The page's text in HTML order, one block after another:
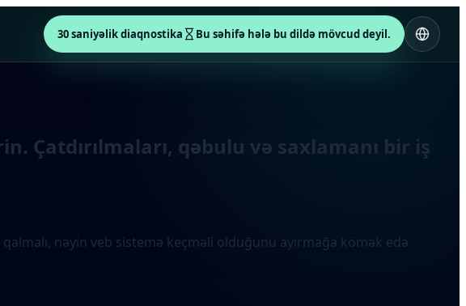
30 saniyəlik diaqnostika Bu səhifə hələ bu dildə mövcud deyil.
Çatdırılmaları, qəbulu və saxlamanı bir iş
nəyin veb sistemə keçməli olduğunu ayırmağa kömək edə